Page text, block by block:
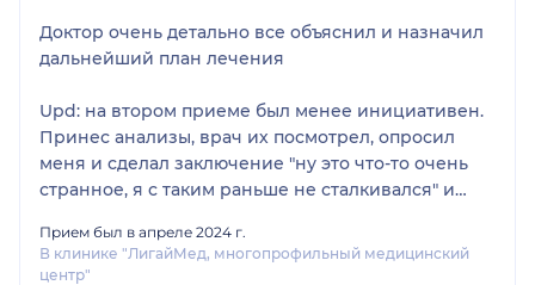
Доктор очень детально все объяснил и назначил
дальнейший план лечения
Upd: на втором приеме был менее инициативен.
Принес анализы, врач их посмотрел, опросил
меня и сделал заключение "ну это что-то очень
странное, я с таким раньше не сталкивался" и
заоблачную сумму. К клинике претензий нет, но
врача не рекомендую
Прием был в апреле 2024 г.
В клинике "ЛигайМед, многопрофильный медицинский
центр"